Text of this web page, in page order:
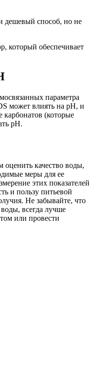
дешевый способ, но не
который обеспечивает
параметра
может влиять на pH, и
карбонатов (которые
pH.
качество воды,
меры для ее
этих показателей
и пользу питьевой
Не забывайте, что
воды, всегда лучше
или провести